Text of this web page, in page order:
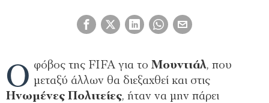
Ο φόβος της FIFA για το Μουντιάλ, που
μεταξύ άλλων θα διεξαχθεί και στις
Ηνωμένες Πολιτείες, ήταν να μην πάρει